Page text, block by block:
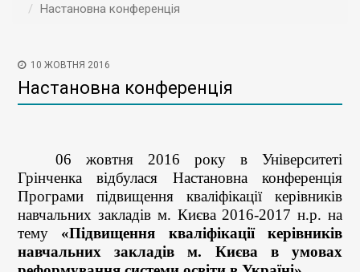
Настановна конференція
10 ЖОВТНЯ 2016
Настановна конференція
06 жовтня 2016 року в Університеті
Грінченка відбулася Настановна конференція
Програми підвищення кваліфікації керівників
навчальних закладів м. Києва 2016-2017 н.р. на
тему «Підвищення кваліфікації керівників
навчальних закладів м. Києва в умовах